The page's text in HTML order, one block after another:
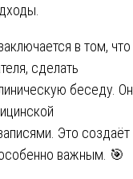
в том, что
сделать
беседу. Он
Это создаёт
важным. 🎯